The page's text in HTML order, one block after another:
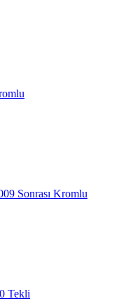
Sonrası Kromlu
Tekli